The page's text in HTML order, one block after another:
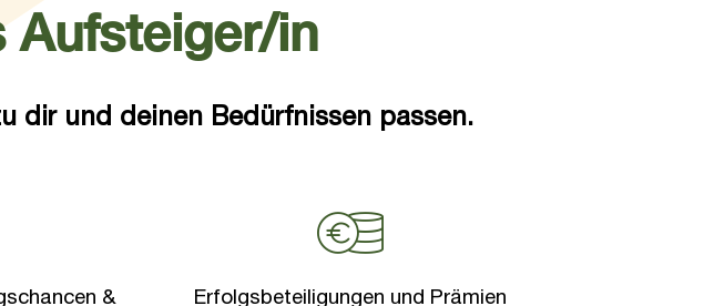
Aufsteiger/in
dir und deinen Bedürfnissen passen.
&
Erfolgsbeteiligungen und Prämien